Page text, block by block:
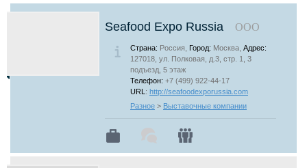
Seafood Expo Russia ООО
Страна: Россия, Город: Москва, Адрес:
127018, ул. Полковая, д.3, стр. 1, 3
подъезд, 5 этаж
Телефон: +7 (499) 922-44-17
URL : http://seafoodexporussia.com
Разное > Выставочные компании